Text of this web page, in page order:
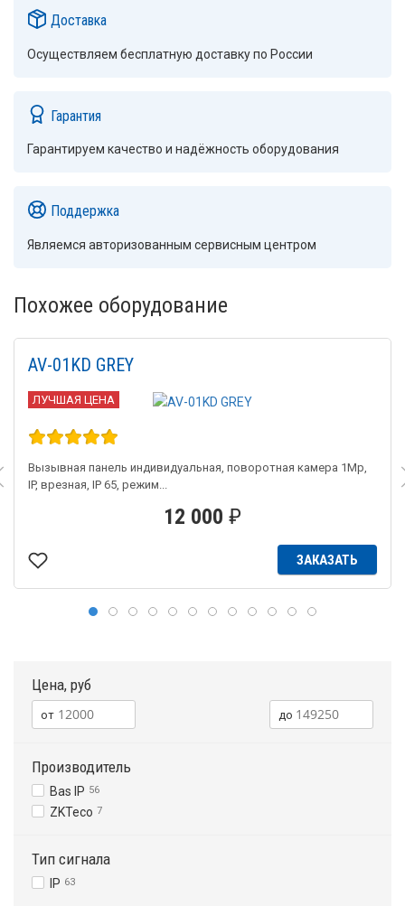
Доставка
Осуществляем бесплатную доставку по России
Гарантия
Гарантируем качество и надёжность оборудования
Поддержка
Являемся авторизованным сервисным центром
Похожее оборудование
AV-01KD GREY
ЛУЧШАЯ ЦЕНА
Вызывная панель индивидуальная, поворотная камера 1Mp,
IP, врезная, IP 65, режим...
12 000 ₽
ЗАКАЗАТЬ
Цена, руб
Производитель
Bas IP 56
ZKTeco 7
Тип сигнала
IP 63